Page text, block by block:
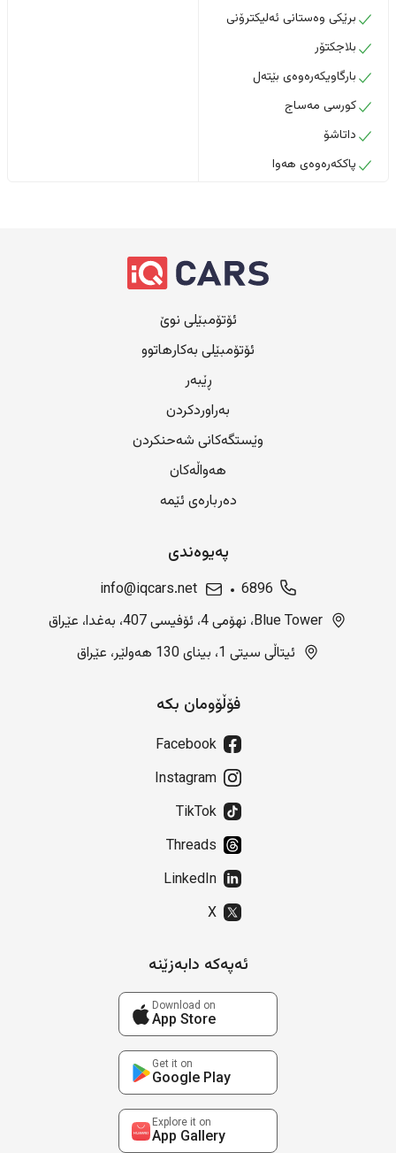
برێکی وەستانی ئەلیکترۆنی
بلاجکتۆر
بارگاویکەرەوەی بێتەل
کورسی مەساج
داتاشۆ
پاککەرەوەی هەوا
ئۆتۆمبێلی نوێ
ئۆتۆمبێلی بەکارهاتوو
ڕێبەر
بەراوردکردن
وێستگەکانی شەحنکردن
هەواڵەکان
دەربارەی ئێمە
پەیوەندی
6896
info@iqcars.net
Blue Tower، نهۆمی 4، ئۆفیسی 407، بەغدا، عێراق
ئیتاڵی سیتی 1، بینای 130 هەولێر، عێراق
فۆڵۆومان بکە
Facebook
Instagram
TikTok
Threads
LinkedIn
X
ئەپەکە دابەزێنە
Download on
App Store
Get it on
Google Play
Explore it on
App Gallery